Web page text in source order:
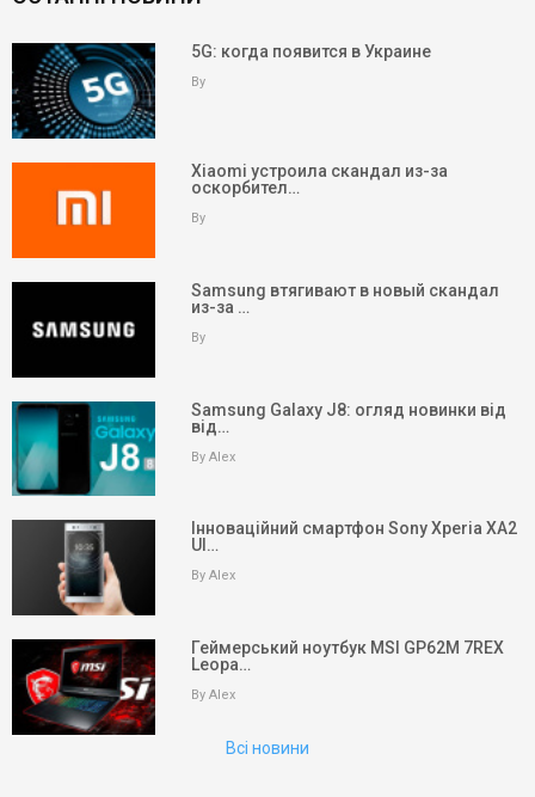
5G: когда появится в Украине
By
Xiaomi устроила скандал из-за
оскорбител…
By
Samsung втягивают в новый скандал
из-за …
By
Samsung Galaxy J8: огляд новинки від
від…
By Alex
Інноваційний смартфон Sony Xperia XA2
Ul…
By Alex
Геймерський ноутбук MSI GP62M 7REX
Leopa…
By Alex
Всі новини
На головну
Партнери